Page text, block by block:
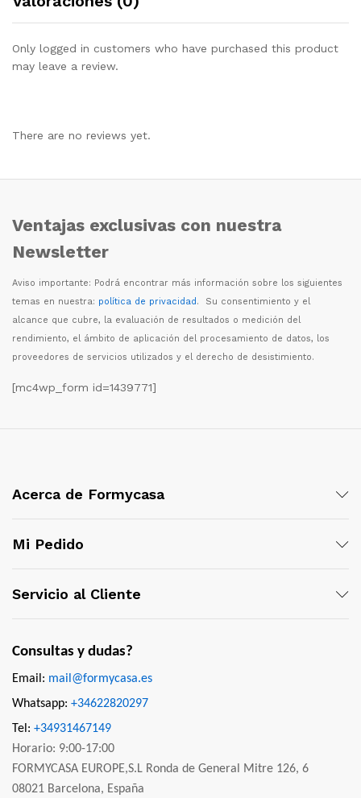
Only logged in customers who have purchased this product
may leave a review.
There are no reviews yet.
Ventajas exclusivas con nuestra
Newsletter
Aviso importante: Podrá encontrar más información sobre los siguientes
temas en nuestra: política de privacidad. Su consentimiento y el
alcance que cubre, la evaluación de resultados o medición del
rendimiento, el ámbito de aplicación del procesamiento de datos, los
proveedores de servicios utilizados y el derecho de desistimiento.
[mc4wp_form id=1439771]
Acerca de Formycasa
Mi Pedido
Servicio al Cliente
Consultas y dudas?
Email: mail@formycasa.es
Whatsapp: +34622820297
Tel: +34931467149
Horario: 9:00-17:00
FORMYCASA EUROPE,S.L Ronda de General Mitre 126, 6
08021 Barcelona, España